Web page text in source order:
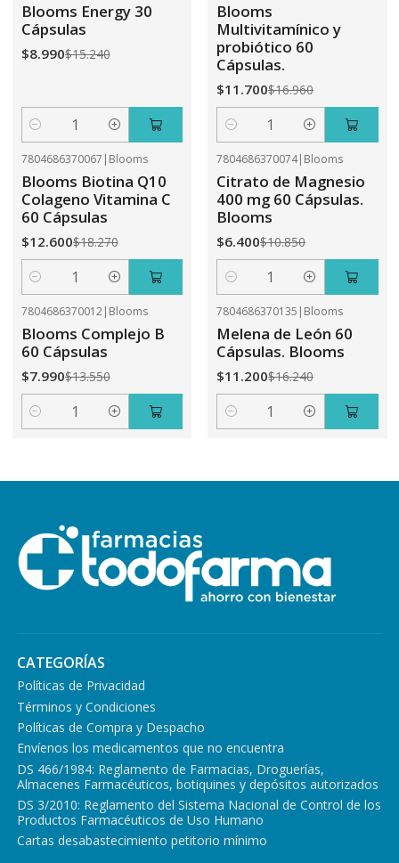
Blooms Energy 30
Cápsulas
$8.990$15.240
Cantidad
Blooms
Multivitamínico y
probiótico 60
Cápsulas.
$11.700$16.960
Cantidad
7804686370067 | Blooms
Blooms Biotina Q10
Colageno Vitamina C
60 Cápsulas
$12.600$18.270
Cantidad
7804686370074| Blooms
Citrato de Magnesio
400 mg 60 Cápsulas.
Blooms
$6.400$10.850
Cantidad
7804686370012| Blooms
Blooms Complejo B
60 Cápsulas
$7.990$13.550
Cantidad
7804686370135 | Blooms
Melena de León 60
Cápsulas. Blooms
$11.200$16.240
Cantidad
CATEGORÍAS
Políticas de Privacidad
Términos y Condiciones
Políticas de Compra y Despacho
Envíenos los medicamentos que no encuentra
DS 466/1984: Reglamento de Farmacias, Droguerías,
Almacenes Farmacéuticos, botiquines y depósitos autorizados
DS 3/2010: Reglamento del Sistema Nacional de Control de los
Productos Farmacéuticos de Uso Humano
Cartas desabastecimiento petitorio mínimo